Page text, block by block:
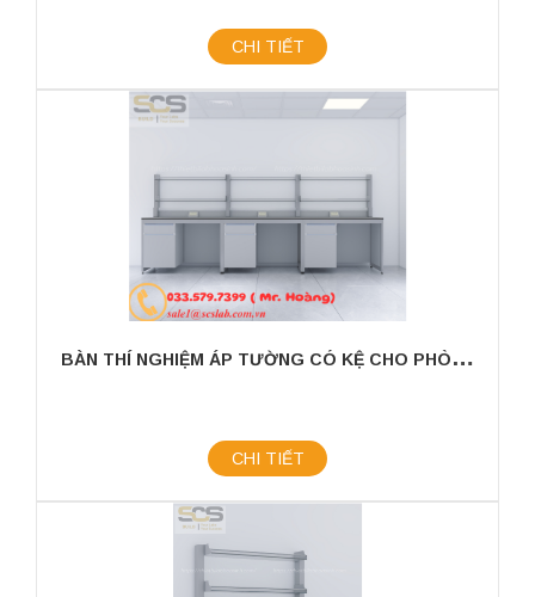
CHI TIẾT
B
ÀN THÍ NGHIỆM ÁP TƯỜNG CÓ KỆ CHO PHÒNG THÍ NGHIỆM KÍCH THƯỚC 3600MM
CHI TIẾT